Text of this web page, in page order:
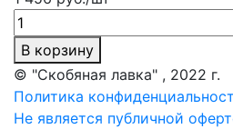
В корзину
© "Скобяная лавка" , 2022 г.
Политика
Не является публичной